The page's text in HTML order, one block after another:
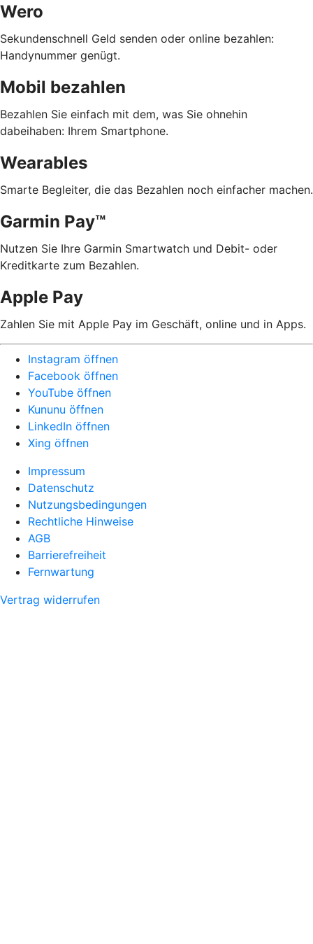
Wero
Sekundenschnell Geld senden oder online bezahlen:
Handynummer genügt.
Mobil bezahlen
Bezahlen Sie einfach mit dem, was Sie ohnehin
dabeihaben: Ihrem Smartphone.
Wearables
Smarte Begleiter, die das Bezahlen noch einfacher machen.
Garmin Pay™
Nutzen Sie Ihre Garmin Smartwatch und Debit- oder
Kreditkarte zum Bezahlen.
Apple Pay
Zahlen Sie mit Apple Pay im Geschäft, online und in Apps.
Instagram öffnen
Facebook öffnen
YouTube öffnen
Kununu öffnen
LinkedIn öffnen
Xing öffnen
Impressum
Datenschutz
Nutzungsbedingungen
Rechtliche Hinweise
AGB
Barrierefreiheit
Fernwartung
Vertrag widerrufen